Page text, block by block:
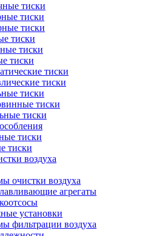
тиски
тиски
тиски
тиски
тиски
тиски
тиски
тиски
тиски
тиски
тиски
тиски
тиски
воздуха
очистки воздуха
агрегаты
установки
фильтрации воздуха